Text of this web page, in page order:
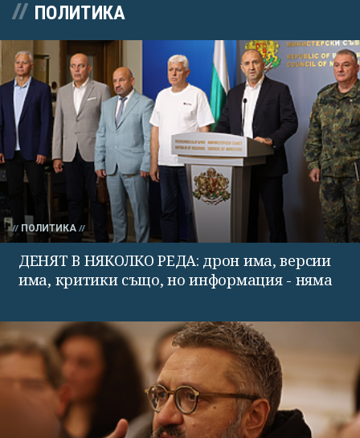
ПОЛИТИКА
ПОЛИТИКА
ДЕНЯТ В НЯКОЛКО РЕДА: дрон има, версии
има, критики също, но информация - няма